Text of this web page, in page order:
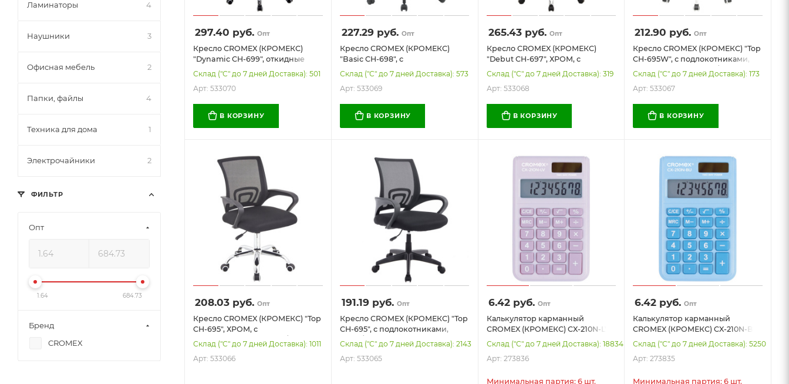
297.40 руб. Опт
Кресло CROMEX (КРОМЕКС)
"Dynamic CH-699", откидные
подлокотники, пластик белый,
сетка/ткань TW, серое, 533070
Склад ("С" до 7 дней Доставка): 501
Арт: 533070
В КОРЗИНУ
227.29руб. Опт
Кресло CROMEX (КРОМЕКС)
"Basic CH-698", с
подлокотниками, механизм
качания, сетка/ткань TW,
черное, 533069
Склад ("С" до 7 дней Доставка): 573
Арт: 533069
В КОРЗИНУ
265.43руб. Опт
Кресло CROMEX (КРОМЕКС)
"Debut CH-697", ХРОМ, с
подлокотниками, механизм
качания, сетка/ткань TW,
черное, 533068
Склад ("С" до 7 дней Доставка): 319
Арт: 533068
В КОРЗИНУ
212.90 руб. Опт
Кресло CROMEX (КРОМЕКС) "Top
CH-695W", с подлокотниками,
пластик белый, сетка/ткань TW,
серое, 533067
Склад ("С" до 7 дней Доставка): 173
Арт: 533067
В КОРЗИНУ
208.03 руб. Опт
Кресло CROMEX (КРОМЕКС) "Top
CH-695", ХРОМ, с
подлокотниками, сетка/ткань
TW, черное, 533066
Склад ("С" до 7 дней Доставка): 1011
Арт: 533066
191.19руб. Опт
Кресло CROMEX (КРОМЕКС) "Top
CH-695", с подлокотниками,
сетка/ткань TW, черное, 533065
Склад ("С" до 7 дней Доставка): 2143
Арт: 533065
6.42руб. Опт
Калькулятор карманный
CROMEX (КРОМЕКС) CX-210N-LV
(96х62 мм), 8 разрядов, двойное
питание, сиреневый, 273836
Склад ("С" до 7 дней Доставка): 18834
Арт: 273836
Минимальная партия: 6 шт.
6.42 руб. Опт
Калькулятор карманный
CROMEX (КРОМЕКС) CX-210N-BU
(96х62 мм), 8 разрядов, двойное
питание, голубой, 273835
Склад ("С" до 7 дней Доставка): 5250
Арт: 273835
Минимальная партия: 6 шт.
Ламинаторы 4
Наушники 3
Офисная мебель 2
Папки, файлы 4
Техника для дома 1
Электрочайники 2
ФИЛЬТР
Опт
1.64 684.73
Бренд
CROMEX